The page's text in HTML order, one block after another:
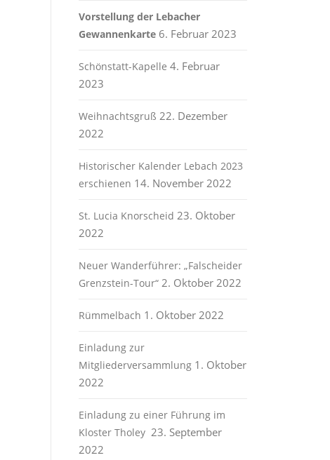
Vorstellung der Lebacher
Gewannenkarte 6. Februar 2023
Schönstatt-Kapelle 4. Februar
2023
Weihnachtsgruß 22. Dezember
2022
Historischer Kalender Lebach 2023
erschienen 14. November 2022
St. Lucia Knorscheid 23. Oktober
2022
Neuer Wanderführer: „Falscheider
Grenzstein-Tour“ 2. Oktober 2022
Rümmelbach 1. Oktober 2022
Einladung zur
Mitgliederversammlung 1. Oktober
2022
Einladung zu einer Führung im
Kloster Tholey 23. September
2022